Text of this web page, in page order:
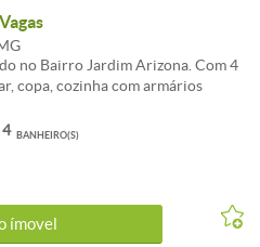
no Bairro Jardim Arizona. Com 4
copa, cozinha com armários
com banheiros feminino e
Não perca a oportunidade e
BANHEIRO(S)
4
ímovel